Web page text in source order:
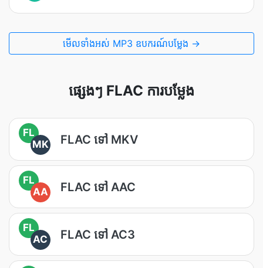
មើល​ទាំងអស់ MP3 ឧបករណ៍បម្លែង →
ផ្សេងៗ FLAC ការបម្លែង
FL
MK
FLAC ទៅ MKV
FL
AA
FLAC ទៅ AAC
FL
AC
FLAC ទៅ AC3